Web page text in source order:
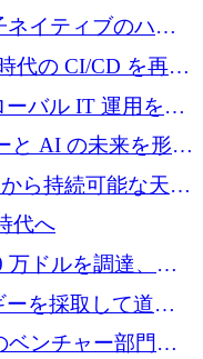
A で 2,000 万ドル
ネイティブのハー
を推進するために
代の CI/CD を再発
かけてステルスか
ーバル IT 運用を自
ロ以上を調達
と AI の未来を形作
が Nexus
理由
ら持続可能な天然
万ポンドを調達
代へ
万ドルを調達、
Bliq がエストニア
を採取して道路
万ドルを調達
ンチャー部門か